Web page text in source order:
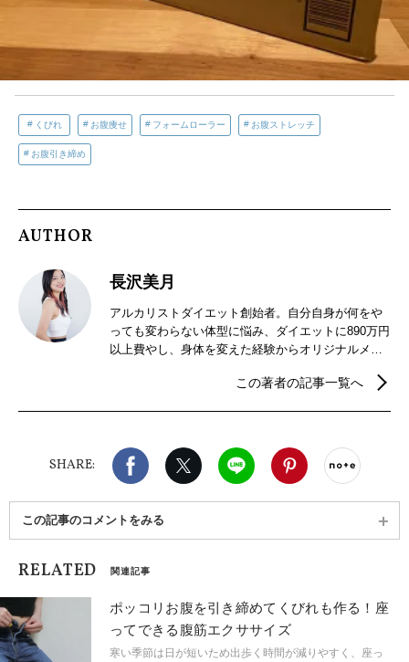
くびれ お腹痩せ フォームローラー お腹ストレッチ
お腹引き締め
AUTHOR
長沢美月
アルカリストダイエット創始者。自分自身が何をや
っても変わらない体型に悩み、ダイエットに890万円
以上費やし、身体を変えた経験からオリジナルメソ
夢に向かい、20代から60代まで幅広く、健康美を作
@mizuki_@mizuki_0212
この著者の記事一覧へ
SHARE:
Facebook X（旧twitter）
LINE Pinterest
この記事のコメントをみる
RELATED 関連記事
ポッコリお腹を引き締めてくびれも作る！座
ってできる腹筋エクササイズ
寒い季節は日が短いため出歩く時間が減りやすく、座っ